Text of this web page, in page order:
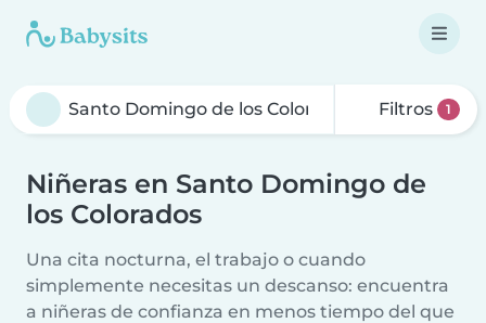
Filtros 1
Niñeras en Santo Domingo de
los Colorados
Una cita nocturna, el trabajo o cuando
simplemente necesitas un descanso: encuentra
a niñeras de confianza en menos tiempo del que